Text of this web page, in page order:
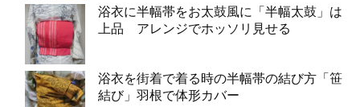
浴衣に半幅帯をお太鼓風に「半幅太鼓」は
上品 アレンジでホッソリ見せる
浴衣を街着で着る時の半幅帯の結び方「笹
結び」羽根で体形カバー